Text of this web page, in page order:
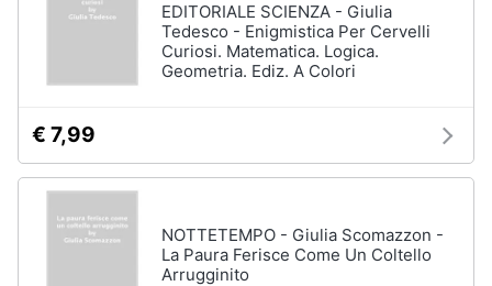
EDITORIALE SCIENZA - Giulia
Tedesco - Enigmistica Per Cervelli
Curiosi. Matematica. Logica.
Geometria. Ediz. A Colori
€ 7,99
NOTTETEMPO - Giulia Scomazzon -
La Paura Ferisce Come Un Coltello
Arrugginito